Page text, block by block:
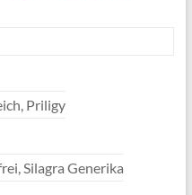
Priligy
Silagra Generika